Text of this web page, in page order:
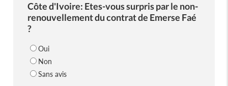
Côte d'Ivoire: Etes-vous surpris par le non-
renouvellement du contrat de Emerse Faé
?
Oui
Non
Sans avis